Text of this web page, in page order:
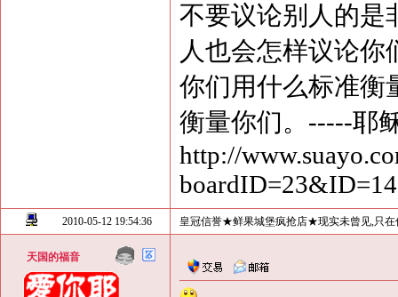
不要议论别人的是
人也会怎样议论你
你们用什么标准衡
衡量你们。-----耶
http://
2010-05-12 19:54:36 皇冠信誉★鲜果城堡疯抢店★现实未曾见,只在
天国的福音